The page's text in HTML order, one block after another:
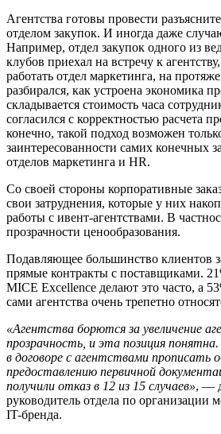
Агентства готовы провести
отделом закупок. И иногда даже
Например, отдел закупок одного из
клубов приехал на встречу к
работать отдел маркетинга, на
разбирался, как устроена экономика
складывается стоимость часа
согласился с корректностью расчета
конечно, такой подход возможен
заинтересованности самих конечных
отделов маркетинга и HR.
Со своей стороны корпоративные
свои затруднения, которые у них
работы с ивент-агентствами. В
прозрачности ценообразования.
Подавляющее большинство клиентов
прямые контракты с поставщиками.
MICE Excellence делают это часто, а
сами агентства очень трепетно
«Агентства борются за увеличение
прозрачность, и эта позиция
в договоре с агентствами прописать
предоставлению первичной
получили отказ в 12 из 15 случаев», —
руководитель отдела по организации
IT-бренда.